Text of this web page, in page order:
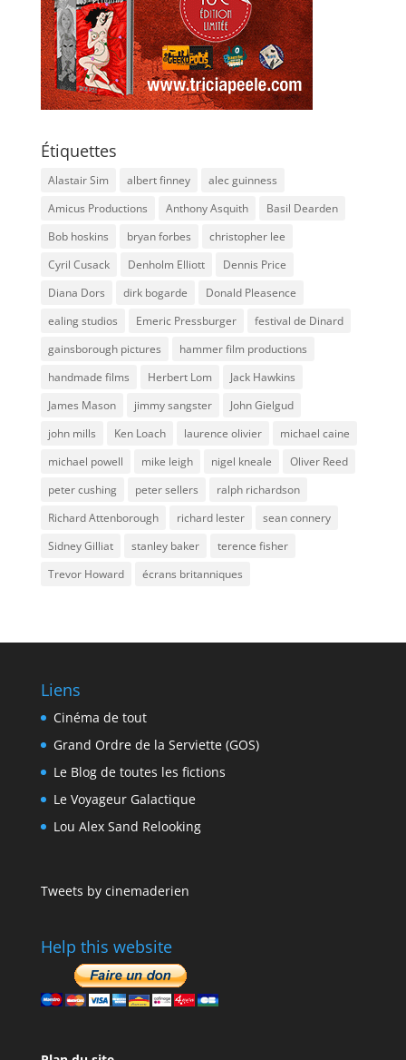
Étiquettes
Alastair Sim albert finney
alec guinness
Amicus Productions
Anthony Asquith
Basil Dearden
Bob hoskins
bryan forbes
christopher lee
Cyril Cusack
Denholm Elliott
Dennis Price
Diana Dors
dirk bogarde
Donald Pleasence
ealing studios
Emeric Pressburger
festival de Dinard
gainsborough pictures
hammer film productions
handmade films
Herbert Lom
Jack Hawkins
James Mason
jimmy sangster
John Gielgud
john mills
Ken Loach laurence olivier
michael caine
michael powell
mike leigh nigel kneale
Oliver Reed
peter cushing
peter sellers
ralph richardson
Richard Attenborough
richard lester
sean connery
Sidney Gilliat
stanley baker
terence fisher
Trevor Howard
écrans britanniques
Liens
Cinéma de tout
Grand Ordre de la Serviette (GOS)
Le Blog de toutes les fictions
Le Voyageur Galactique
Lou Alex Sand Relooking
Tweets by cinemaderien
Help this website